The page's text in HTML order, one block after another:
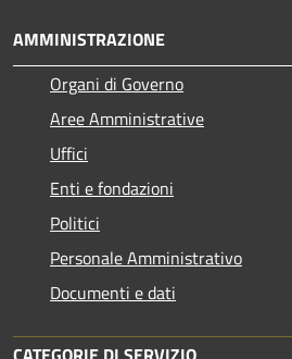
AMMINISTRAZIONE
Organi di Governo
Aree Amministrative
Uffici
Enti e fondazioni
Politici
Personale Amministrativo
Documenti e dati